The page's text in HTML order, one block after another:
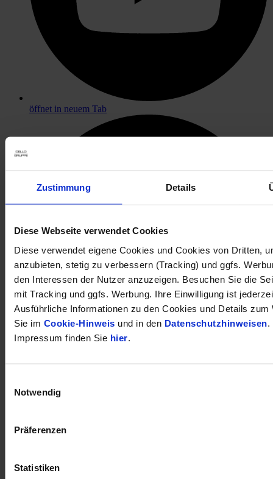
Zustimmung Details
Diese Webseite verwendet Cookies
Diese verwendet eigene Cookies und Cookies von Dritten,
anzubieten, stetig zu verbessern (Tracking) und ggfs.
den Interessen der Nutzer anzuzeigen. Besuchen Sie die
mit Tracking und ggfs. Werbung. Ihre Einwilligung ist
Ausführliche Informationen zu den Cookies und Details zum
Sie im Cookie-Hinweis und in den Datenschutzhinweisen
Impressum finden Sie hier
Notwendig
Präferenzen
Statistiken
öffnet in neuem Tab